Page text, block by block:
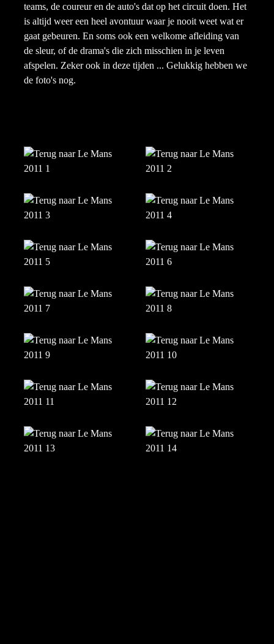
teams, de coureur en de auto's dat op het circuit doen. Het
is altijd weer een heel avontuur waar je nooit weet wat er
gaat gebeuren. En soms ook een welkome afleiding van
de sleur, of de drama's die zich misschien in je leven
afspelen. Zeker ook in deze tijden ... Gelukkig hebben we
de foto's nog.